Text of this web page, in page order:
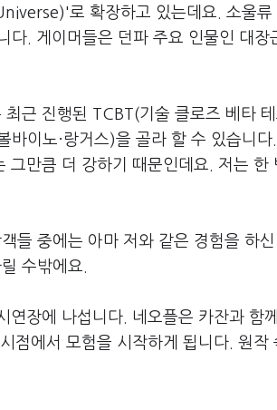
로 확장하고 있는데요. 소울
다. 게이머들은 던파 주요 인물인 대
최근 진행된 TCBT(기술 클로즈 베타
바이노·랑거스)을 골라 할 수 있습니
그만큼 더 강하기 때문인데요. 저는
들 중에는 아마 저와 같은 경험을 하
수밖에요.
연장에 나섭니다. 네오플은 카잔과 함
점에서 모험을 시작하게 됩니다. 원